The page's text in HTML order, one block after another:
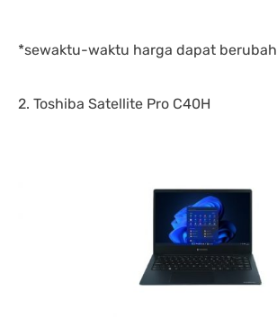
*sewaktu-waktu harga dapat berubah
2. Toshiba Satellite Pro C40H